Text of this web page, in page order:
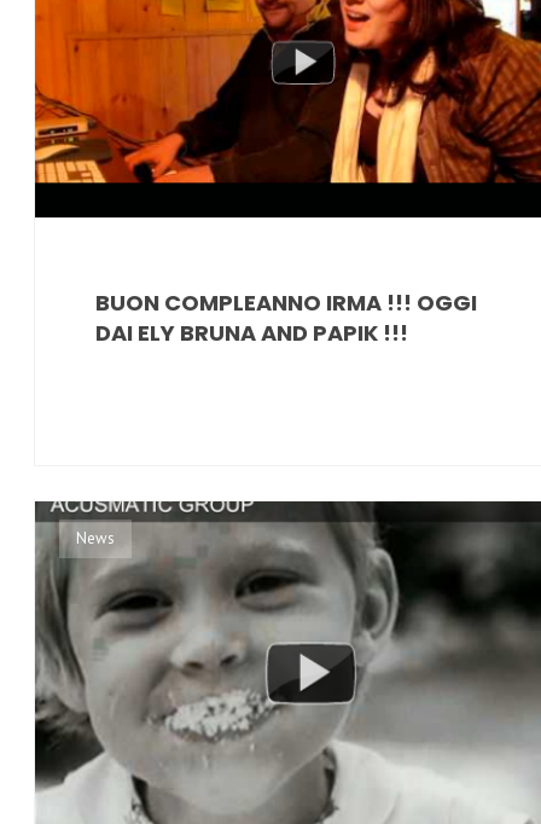
BUON COMPLEANNO IRMA !!! OGGI
DAI ELY BRUNA AND PAPIK !!!
News